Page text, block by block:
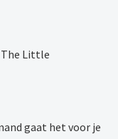
The Little
gaat het voor je